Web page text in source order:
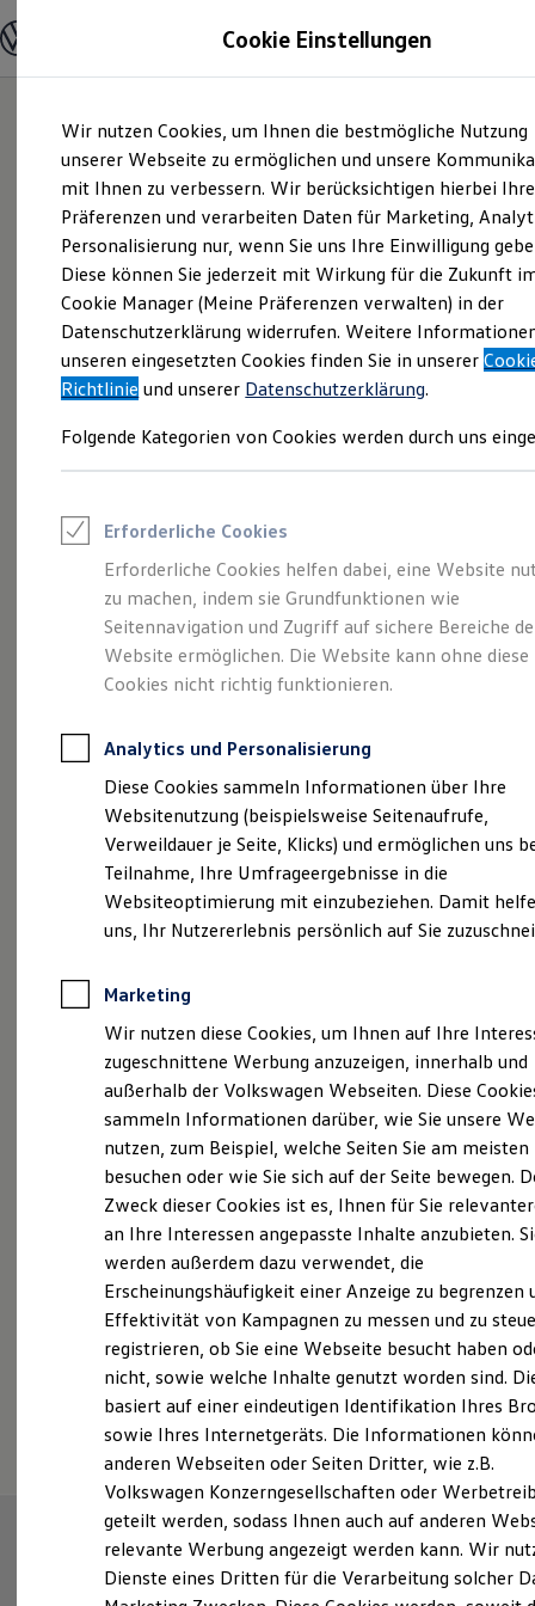
Hauptinhalt
springen
Footer
springen
Modelle und Konfigurator
Modelle vergleichen
Elektroautos
ENERGY Sondermodelle
Nutzfahrzeuge
SUV und CUV
Familienautos
Kombis
Kompaktwagen
Sportwagen
Schnell verfügbare Fahrzeuge
Angebote und Produkte
Aktuelle Angebote
E-Auto-Förderung
Volkswagen Marktplatz
Junge Gebrauchtwagen und Gebrauchtwagen
Saisonangebote
Leasing
Leasing-Angebote
Gebrauchtwagen Leasing
Junge Gebrauchtwagen-Leasing
Elektroauto Leasing
Kleinwagen-Leasing
Leasing ohne Anzahlung
Autokredit mit Schlussrate
Versicherungen und Garantien
Kfz-Versicherung
Restschuldversicherungen
Garantien
Wartungsverträge
Geschäftskunden
Professional Class bei Volkswagen
Großkunden
Behörden
Anpfiff zum Gewinn
Elektroautos
ID. Tutorials
Elektrofahrzeugkonzepte
Reichweite
Reichweite der ID. Modelle
Reichweite im Winter
Laden
Laden unterwegs
Laden Zuhause
Ladezeitensimulator
Batterie
Sicherheit
Garantie und Lebensdauer
Nachhaltigkeit
Technologie
Kosten und Kauf
Verbrauchskosten
Kaufoptionen
E-Auto-Förderung
Software und Konnektivität
Die ID. Software 6
ID. Software Versionen und Updates
Digitale Extras
Schnittstellen zu Ihrem ID.
Vielseitig, komfortabel,
leistungsstark. Der
Touran.
Probefahrt vereinbaren
Fahrzeugangebot anfordern
Serviceanfrage stellen
Cookie Einstellungen
Wir nutzen Cookies, um Ihnen die bestmögliche Nutzung
unserer Webseite zu ermöglichen und unsere
mit Ihnen zu verbessern. Wir berücksichtigen hierbei Ihre
Präferenzen und verarbeiten Daten für Marketing,
Personalisierung nur, wenn Sie uns Ihre Einwilligung
Diese können Sie jederzeit mit Wirkung für die Zukunft
Cookie Manager (Meine Präferenzen verwalten) in der
Datenschutzerklärung widerrufen. Weitere
unseren eingesetzten Cookies finden Sie in unserer
Richtlinie und unserer Datenschutzerklärung.
Folgende Kategorien von Cookies werden durch uns
Erforderliche Cookies
Erforderliche Cookies helfen dabei, eine Website
zu machen, indem sie Grundfunktionen wie
Seitennavigation und Zugriff auf sichere Bereiche
Website ermöglichen. Die Website kann ohne diese
Cookies nicht richtig funktionieren.
Analytics und Personalisierung
Diese Cookies sammeln Informationen über Ihre
Websitenutzung (beispielsweise Seitenaufrufe,
Verweildauer je Seite, Klicks) und ermöglichen uns
Teilnahme, Ihre Umfrageergebnisse in die
Websiteoptimierung mit einzubeziehen. Damit
uns, Ihr Nutzererlebnis persönlich auf Sie
Marketing
Wir nutzen diese Cookies, um Ihnen auf Ihre
zugeschnittene Werbung anzuzeigen, innerhalb und
außerhalb der Volkswagen Webseiten. Diese
sammeln Informationen darüber, wie Sie unsere
nutzen, zum Beispiel, welche Seiten Sie am meisten
besuchen oder wie Sie sich auf der Seite bewegen.
Zweck dieser Cookies ist es, Ihnen für Sie
an Ihre Interessen angepasste Inhalte anzubieten.
werden außerdem dazu verwendet, die
Erscheinungshäufigkeit einer Anzeige zu begrenzen
Effektivität von Kampagnen zu messen und zu
registrieren, ob Sie eine Webseite besucht haben
nicht, sowie welche Inhalte genutzt worden sind.
basiert auf einer eindeutigen Identifikation Ihres
sowie Ihres Internetgeräts. Die Informationen
anderen Webseiten oder Seiten Dritter, wie z.B.
Volkswagen Konzerngesellschaften oder
geteilt werden, sodass Ihnen auch auf anderen
relevante Werbung angezeigt werden kann. Wir
Dienste eines Dritten für die Verarbeitung solcher